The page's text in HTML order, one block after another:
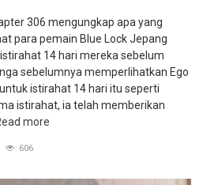
306 mengungkap apa yang
para pemain Blue Lock Jepang
14 hari mereka sebelum
sebelumnya memperlihatkan Ego
istirahat 14 hari itu seperti
istirahat, ia telah memberikan
more
606